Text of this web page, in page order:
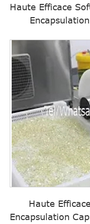
Haute Efficace
Haute
Encapsulation